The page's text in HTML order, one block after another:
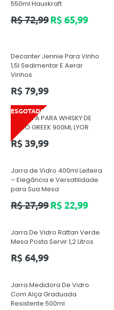
550ml Hauskraft
Preço
normal
R$ 72,99R$ 65,99
Decanter Jennie Para Vinho
1,5l Sedimentar E Aerar
Vinhos
Preço
normal
R$ 79,99
ESGOTADO
GARRAFA PARA WHISKY DE
VIDRO GREEK 900ML LYOR
Preço
normal
R$ 39,99
Jarra de Vidro 400ml Leiteira
– Elegância e Versatilidade
para Sua Mesa
Preço
normal
R$ 27,99R$ 22,99
Jarra De Vidro Rattan Verde
Mesa Posta Servir 1,2 Litros
Preço
normal
R$ 64,99
Jarra Medidora De Vidro
Com Alça Graduada
Resistente 500ml